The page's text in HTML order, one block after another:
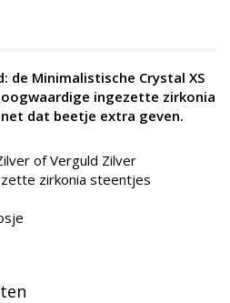
de Minimalistische Crystal XS
ingezette zirkonia
dat beetje extra geven.
of Verguld Zilver
zirkonia steentjes